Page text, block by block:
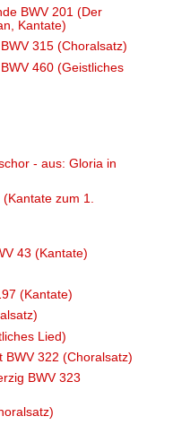
BWV 201 (Der
Kantate)
315 (Choralsatz)
460 (Geistliches
- aus: Gloria in
zum 1.
43 (Kantate)
(Kantate)
Lied)
BWV 322 (Choralsatz)
BWV 323